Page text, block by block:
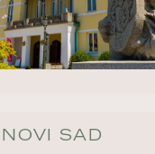
SAD